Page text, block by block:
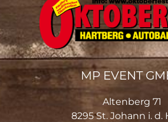
MP EVENT
Altenberg 71
8295 St. Johann i. d.